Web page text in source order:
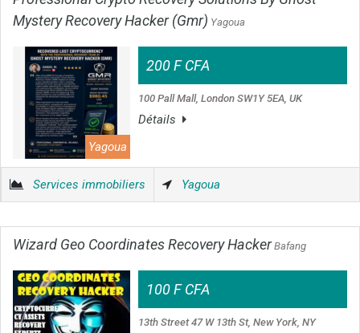
Mystery Recovery Hacker (Gmr) Yagoua
Yagoua
200 F CFA
100 Pall Mall, London SW1Y 5EA, UK
Détails
Services immobiliers Yagoua
Wizard Geo Coordinates Recovery HackerBafang
100 F CFA
13th Street 47 W 13th St, New York, NY